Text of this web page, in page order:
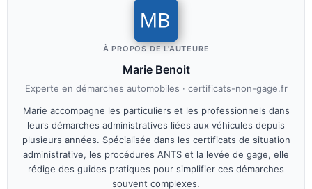
À PROPOS DE L'AUTEURE
Marie Benoit
Experte en démarches automobiles · certificats-non-gage.fr
Marie accompagne les particuliers et les professionnels dans
leurs démarches administratives liées aux véhicules depuis
plusieurs années. Spécialisée dans les certificats de situation
administrative, les procédures ANTS et la levée de gage, elle
rédige des guides pratiques pour simplifier ces démarches
souvent complexes.